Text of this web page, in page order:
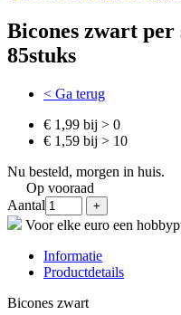
Bicones zwart per
85stuks
< Ga terug
€ 1,99 bij > 0
€ 1,59 bij > 10
Nu besteld, morgen in huis.
Op vooraad
Aantal
Voor elke euro een
Informatie
Productdetails
Bicones zwart